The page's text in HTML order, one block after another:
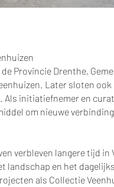
Provincie Drenthe,
Later sloten
initiatiefnemer en
om nieuwe
verbleven langere tijd
en het
als Collectie